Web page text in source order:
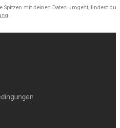
Spitzen mit deinen Daten umgeht, findest du
.